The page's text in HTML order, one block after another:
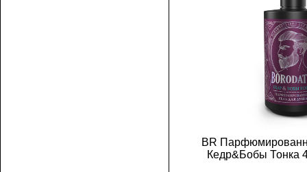
BR
Кедр&Бобы Тонка